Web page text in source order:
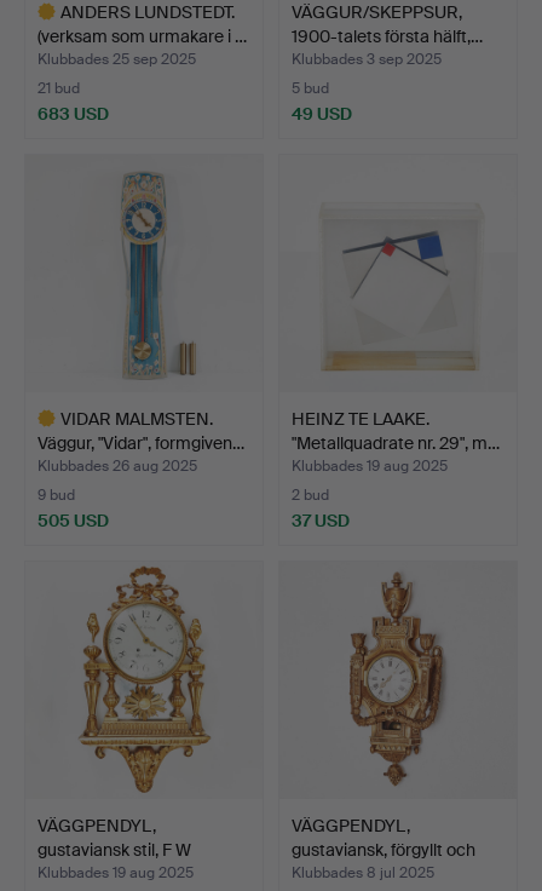
ANDERS LUNDSTEDT.
(verksam som urmakare i …
Klubbades 25 sep 2025
21 bud
683 USD
VÄGGUR/SKEPPSUR,
1900-talets första hälft,…
Klubbades 3 sep 2025
5 bud
49 USD
VIDAR MALMSTEN.
Väggur, "Vidar", formgiven…
Klubbades 26 aug 2025
9 bud
505 USD
HEINZ TE LAAKE.
"Metallquadrate nr. 29", m…
Klubbades 19 aug 2025
2 bud
37 USD
VÄGGPENDYL,
gustaviansk stil, F W
Tornberg…
Klubbades 19 aug 2025
VÄGGPENDYL,
gustaviansk, förgyllt och
bron…
Klubbades 8 jul 2025